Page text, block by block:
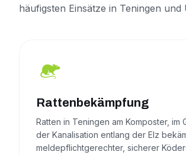
häufigsten Einsätze in Teningen und
Rattenbekämpfung
Ratten in Teningen am Komposter, im
der Kanalisation entlang der Elz
meldepflichtgerechter, sicherer